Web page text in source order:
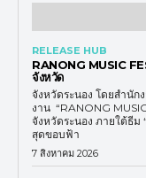
RELEASE HUB
RANONG MUSIC
จังหวัด
จังหวัดระนอง โดยสำนัก
งาน “RANONG
จังหวัดระนอง ภายใต้ธีม
สุดขอบฟ้า
7 สิงหาคม 2026